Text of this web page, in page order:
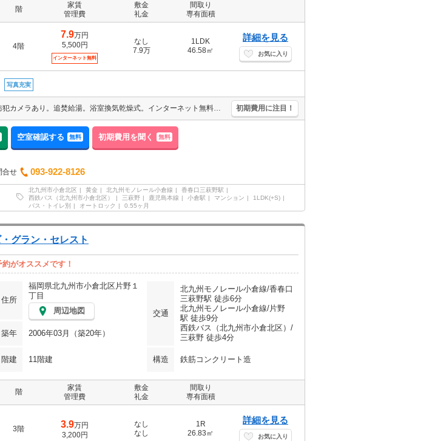
階
家賃
管理費
敷金
礼金
間取り
専有面積
4階
7.9万円
5,500円
インターネット無料
なし
7.9万
1LDK
46.58㎡
詳細を見る
お気に入り
写真充実
宅配ボックスあり。防犯カメラあり。追焚給湯。浴室換気乾燥式。インターネット無料。オートロック。 初期費用に注目！
空室確認する 無料 初期費用を聞く 無料
合せ
093-922-8126
北九州市小倉北区 黄金 北九州モノレール小倉線
香春口三萩野駅
西鉄バス（北九州市小倉北区）
三萩野 鹿児島本線 小倉駅 マンション
1LDK(+S)
バス・トイレ別
オートロック 0.55ヶ月
グラン・セレスト
がオススメです！
住所
福岡県北九州市小倉北区片野１
丁目
周辺地図
交通
北九州モノレール小倉線/香春口
三萩野駅 徒歩6分
北九州モノレール小倉線/片野
駅 徒歩9分
西鉄バス（北九州市小倉北区）/
三萩野 徒歩4分
築年 2006年03月（築20年）
階建 11階建 構造 鉄筋コンクリート造
階
家賃
管理費
敷金
礼金
間取り
専有面積
3階 3.9万円
3,200円
なし
なし
1R
26.83㎡
詳細を見る
お気に入り